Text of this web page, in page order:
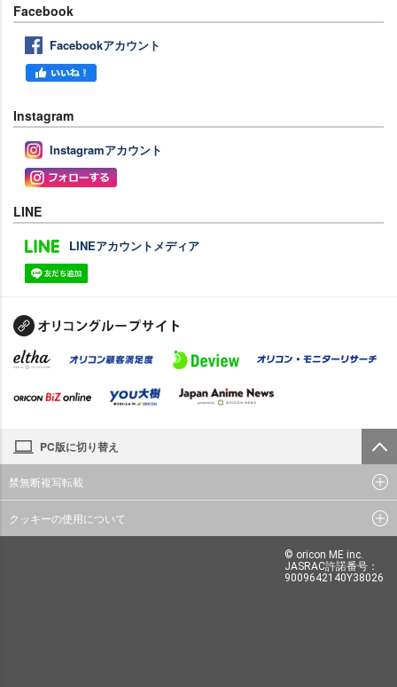
Facebook
Facebookアカウント
Instagram
Instagramアカウント
LINE
LINEアカウントメディア
PC版に切り替え
禁無断複写転載
クッキーの使用について
© oricon ME inc.
JASRAC許諾番号：
9009642140Y38026